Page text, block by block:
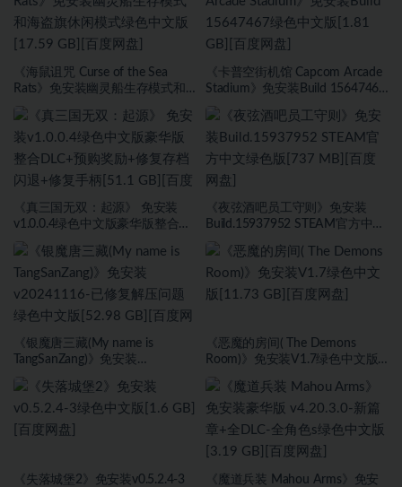
《海鼠诅咒 Curse of the Sea
Rats》免安装幽灵船生存模式和
GB][百度网盘]
《卡普空街机馆 Capcom Arcade
Stadium》免安装Build 15647467
《真三国无双：起源》 免安装
v1.0.0.4绿色中文版豪华版整合
复手柄[51.1 GB][百度网盘]
《夜弦酒吧员工守则》免安装
Build.15937952 STEAM官方中文
《银魔唐三藏(My name is
TangSanZang)》免安装
中文版[52.98 GB][百度网盘]
《恶魔的房间( The Demons
Room)》免安装V1.7绿色中文版
《失落城堡2》免安装v0.5.2.4-3
《魔道兵装 Mahou Arms》免安